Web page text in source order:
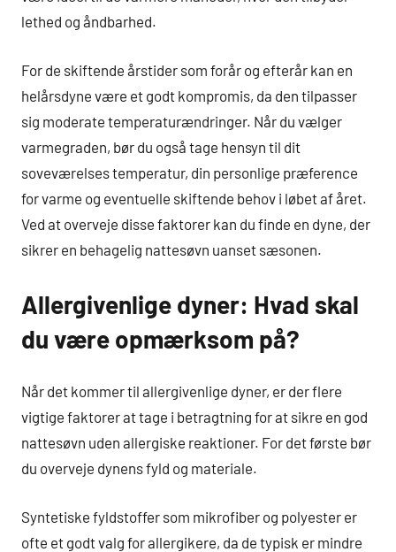
lethed og åndbarhed.
For de skiftende årstider som forår og efterår kan en
helårsdyne være et godt kompromis, da den tilpasser
sig moderate temperaturændringer. Når du vælger
varmegraden, bør du også tage hensyn til dit
soveværelses temperatur, din personlige præference
for varme og eventuelle skiftende behov i løbet af året.
Ved at overveje disse faktorer kan du finde en dyne, der
sikrer en behagelig nattesøvn uanset sæsonen.
Allergivenlige dyner: Hvad skal
du være opmærksom på?
Når det kommer til allergivenlige dyner, er der flere
vigtige faktorer at tage i betragtning for at sikre en god
nattesøvn uden allergiske reaktioner. For det første bør
du overveje dynens fyld og materiale.
Syntetiske fyldstoffer som mikrofiber og polyester er
ofte et godt valg for allergikere, da de typisk er mindre